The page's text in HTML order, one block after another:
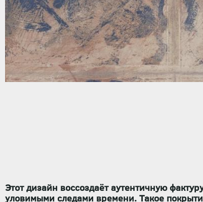
Этот дизайн воссоздаёт аутентичную
уловимыми следами времени. Такое